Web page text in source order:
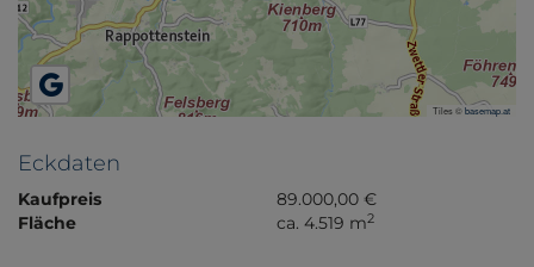
Tiles ©basemap.at
Eckdaten
Kaufpreis
89.000,00 €
Fläche
ca. 4.519 m2